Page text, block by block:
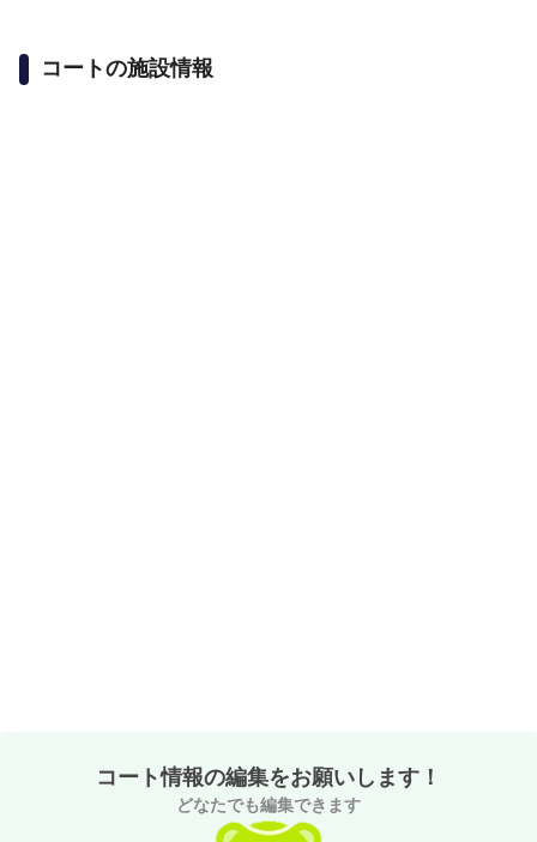
コートの施設情報
コート情報の編集をお願いします！
どなたでも編集できます